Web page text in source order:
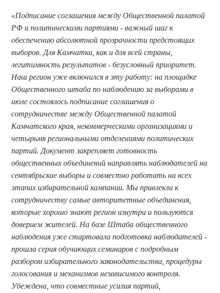
«Подписание соглашения между Общественной палатой
РФ и политическими партиями - важный шаг к
обеспечению абсолютной прозрачности предстоящих
выборов. Для Камчатки, как и для всей страны,
легитимность результатов - безусловный приоритет.
Наш регион уже включился в эту работу: на площадке
Общественного штаба по наблюдению за выборами в
июле состоялось подписание соглашения о
сотрудничестве между Общественной палатой
Камчатского края, некоммерческими организациями и
четырьмя региональными отделениями политических
партий. Документ закрепляет готовность
общественных объединений направлять наблюдателей на
сентябрьские выборы и совместно работать на всех
этапах избирательной кампании. Мы привлекли к
сотрудничеству самые авторитетные объединения,
которые хорошо знают регион изнутри и пользуются
доверием жителей. На базе Штаба общественного
наблюдения уже стартовала подготовка наблюдателей -
прошла серия обучающих семинаров с подробным
разбором избирательного законодательства, процедуры
голосования и механизмов независимого контроля.
Убеждена, что совместные усилия партий,